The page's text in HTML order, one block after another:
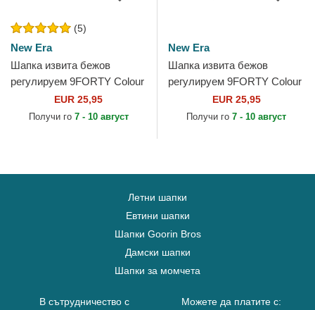
(5)
New Era
Шапка извита бежов
регулируем 9FORTY Colour
Block на Oakland Athletics
MLB от New Era
EUR 25,95
Получи го 7 - 10 август
New Era
Шапка извита бежов
регулируем 9FORTY Colour
Block на Los Angeles
Dodgers MLB от New Era
EUR 25,95
Получи го 7 - 10 август
Летни шапки
Евтини шапки
Шапки Goorin Bros
Дамски шапки
Шапки за момчета
В сътрудничество с
Можете да платите с: